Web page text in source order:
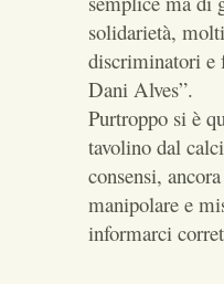
solidarietà,
discriminatori e
Dani Alves”.
Purtroppo si è
tavolino dal
consensi,
manipolare e
informarci